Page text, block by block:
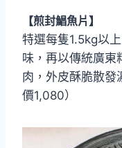
【煎封鯧魚片】
特選每隻1.5kg以
味，再以傳統廣東
肉，外皮酥脆散發
價1,080）